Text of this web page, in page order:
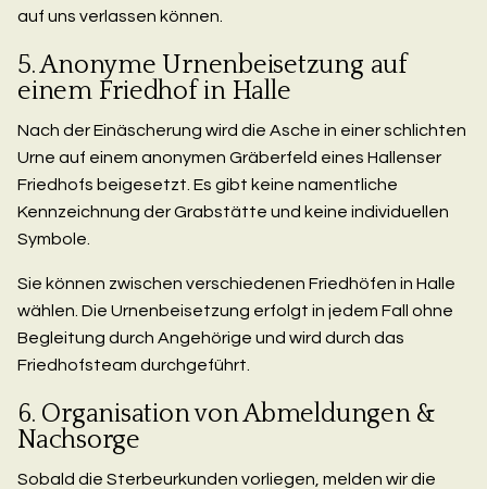
auf uns verlassen können.
5. Anonyme Urnenbeisetzung auf
einem Friedhof in Halle
Nach der Einäscherung wird die Asche in einer schlichten
Urne auf einem anonymen Gräberfeld eines Hallenser
Friedhofs beigesetzt. Es gibt keine namentliche
Kennzeichnung der Grabstätte und keine individuellen
Symbole.
Sie können zwischen verschiedenen Friedhöfen in Halle
wählen. Die Urnenbeisetzung erfolgt in jedem Fall ohne
Begleitung durch Angehörige und wird durch das
Friedhofsteam durchgeführt.
6. Organisation von Abmeldungen &
Nachsorge
Sobald die Sterbeurkunden vorliegen, melden wir die